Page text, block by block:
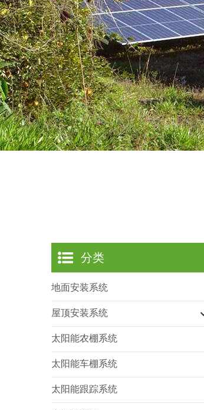
分类
地面安装系统
屋顶安装系统
太阳能农棚系统
太阳能车棚系统
太阳能跟踪系统